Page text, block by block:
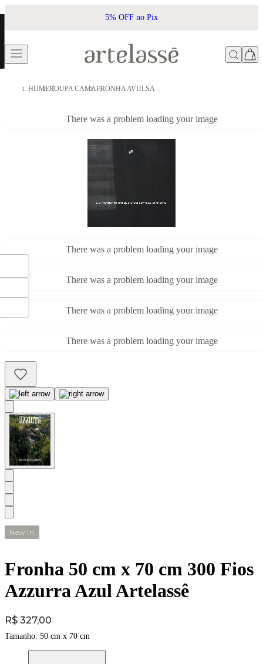
5% OFF no Pix
HOMEROUPA CAMAFRONHA AVULSA
There was a problem loading your image
There was a problem loading your image
There was a problem loading your image
There was a problem loading your image
There was a problem loading your image
New In
Fronha 50 cm x 70 cm 300 Fios
Azzurra Azul Artelassê
Price:
R$ 327,00
Tamanho: 50 cm x 70 cm